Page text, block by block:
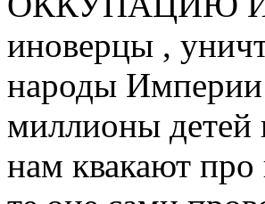
иноверцы ,
народы Империи
миллионы детей
нам квакают